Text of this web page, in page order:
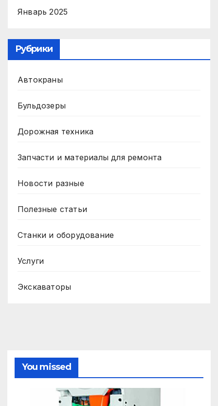
Январь 2025
Рубрики
Автокраны
Бульдозеры
Дорожная техника
Запчасти и материалы для ремонта
Новости разные
Полезные статьи
Станки и оборудование
Услуги
Экскаваторы
You missed